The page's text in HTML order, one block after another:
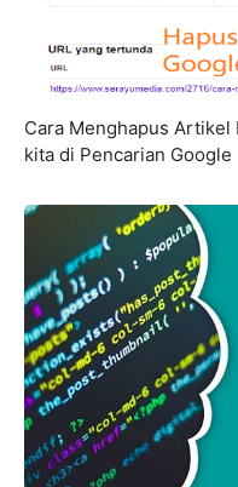
Cara Menghapus Artikel
kita di Pencarian Google